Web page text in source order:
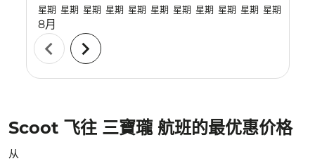
星期
8月
星期 星期 星期 星期 星期 星期 星期 星期 星期 星期
chevron_left chevron_right
Scoot 飞往 三寶瓏 航班的最优惠价格
从